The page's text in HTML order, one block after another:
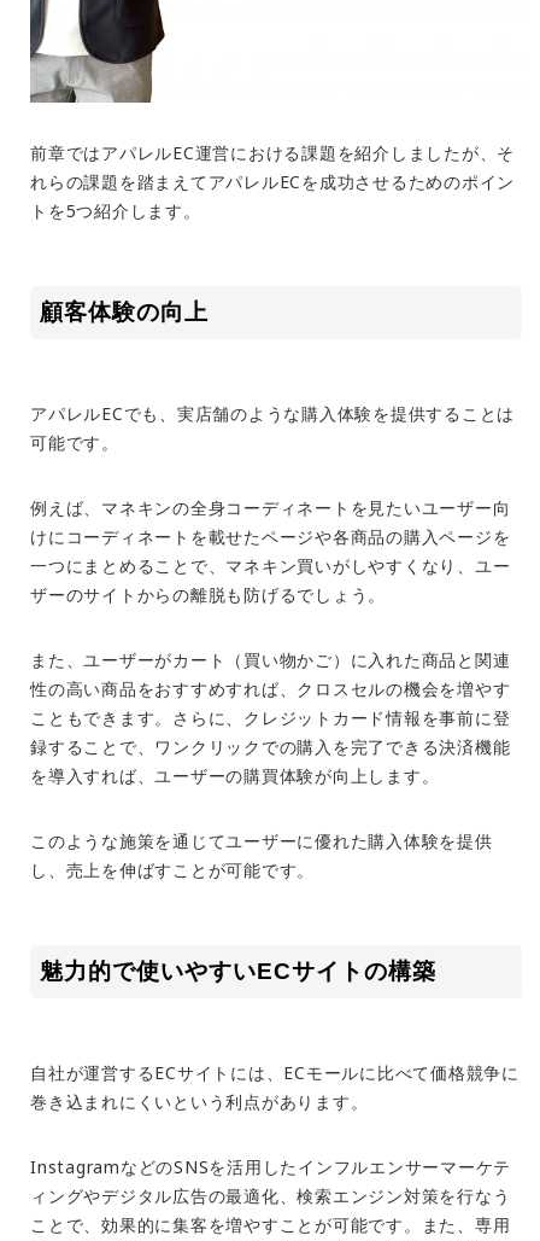
前章ではアパレルEC運営における課題を紹介しましたが、そ
れらの課題を踏まえてアパレルECを成功させるためのポイン
トを5つ紹介します。
顧客体験の向上
アパレルECでも、実店舗のような購入体験を提供することは
可能です。
例えば、マネキンの全身コーディネートを見たいユーザー向
けにコーディネートを載せたページや各商品の購入ページを
一つにまとめることで、マネキン買いがしやすくなり、ユー
ザーのサイトからの離脱も防げるでしょう。
また、ユーザーがカート（買い物かご）に入れた商品と関連
性の高い商品をおすすめすれば、クロスセルの機会を増やす
こともできます。さらに、クレジットカード情報を事前に登
録することで、ワンクリックでの購入を完了できる決済機能
を導入すれば、ユーザーの購買体験が向上します。
このような施策を通じてユーザーに優れた購入体験を提供
し、売上を伸ばすことが可能です。
魅力的で使いやすいECサイトの構築
自社が運営するECサイトには、 ECモールに比べて価格競争に
巻き込まれにくいという利点があります。
InstagramなどのSNSを活用したインフルエンサーマーケテ
ィングやデジタル広告の最適化、検索エンジン対策を行なう
ことで、効果的に集客を増やすことが可能です。また、専用